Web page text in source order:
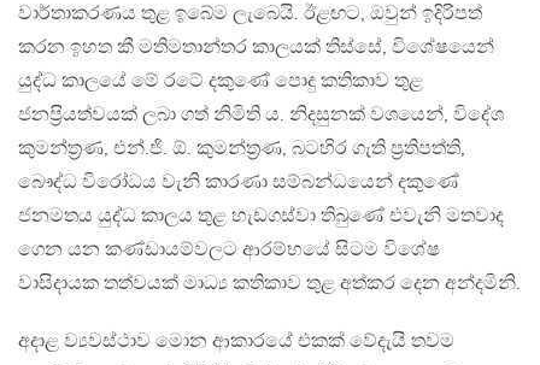
වාර්තාකරණය තුළ ඉබේම ලැබෙයි. ඊළඟට, ඔවුන් ඉදිරිපත්
කරන ඉහත කී මතිමතාන්තර කාලයක් තිස්සේ, විශේෂයෙන්
යුද්ධ කාලයේ මේ රටේ දකුණේ පොදු කතිකාව තුළ
ජනප‍්‍රියත්වයක් ලබා ගත් නිමිති ය. නිදසුනක් වශයෙන්, විදේශ
කුමන්ත‍්‍රණ, එන්.ජි. ඕ. කුමන්ත‍්‍රණ, බටහිර ගැති ප‍්‍රතිපත්ති,
බෞද්ධ විරෝධය වැනි කාරණා සම්බන්ධයෙන් දකුණේ
ජනමතය යුද්ධ කාලය තුළ හැඩගස්වා තිබුණේ එවැනි මතවාද
ගෙන යන කණ්ඩායම්වලට ආරම්භයේ සිටම විශේෂ
වාසිදායක තත්වයක් මාධ්‍ය කතිකාව තුළ අත්කර දෙන අන්දමිනි.
අදාළ ව්‍යවස්ථාව මොන ආකාරයේ එකක් වේදැයි තවම